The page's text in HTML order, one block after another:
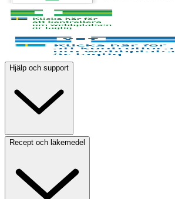
Hjälp och support
Recept och läkemedel